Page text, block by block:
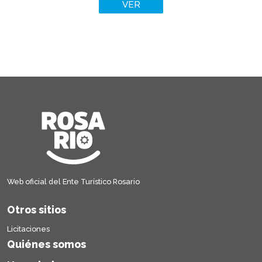
VER
Web oficial del Ente Turístico Rosario
Otros sitios
Licitaciones
Quiénes somos